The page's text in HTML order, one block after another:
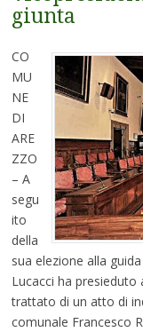
giunta
CO
MU
NE
DI
ARE
ZZO
– A
segu
ito
della
sua elezione alla
Lucacci ha presieduto
trattato di un atto di
comunale Francesco